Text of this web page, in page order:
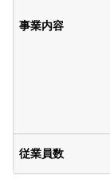
事業内容
従業員数